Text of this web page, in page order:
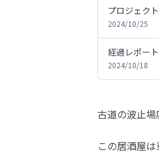
プロジェク
2024/10/25
経過レポー
2024/10/18
古道の波止
この居酒屋